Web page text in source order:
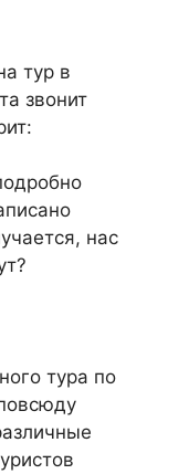
тур в
звонит
нас
тура по